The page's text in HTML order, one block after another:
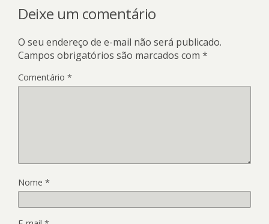
Deixe um comentário
O seu endereço de e-mail não será publicado.
Campos obrigatórios são marcados com *
Comentário *
Nome *